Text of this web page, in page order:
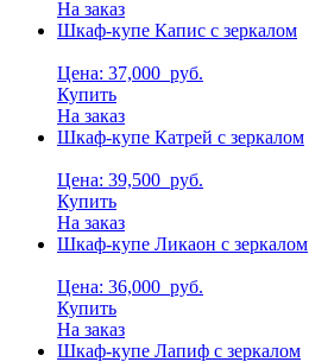
На заказ
Шкаф-купе Капис с зеркалом
Цена: 37,000 руб.
Купить
На заказ
Шкаф-купе Катрей с зеркалом
Цена: 39,500 руб.
Купить
На заказ
Шкаф-купе Ликаон с зеркалом
Цена: 36,000 руб.
Купить
На заказ
Шкаф-купе Лапиф с зеркалом